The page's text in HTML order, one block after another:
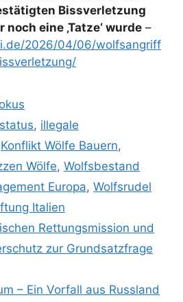
Bissverletzung
eine ‚Tatze‘ wurde –
2026/04/06/wolfsangriff
, illegale
Konflikt Wölfe Bauern,
Wölfe, Wolfsbestand
Europa, Wolfsrudel
Italien
Rettungsmission und
zur Grundsatzfrage
– Ein Vorfall aus Russland